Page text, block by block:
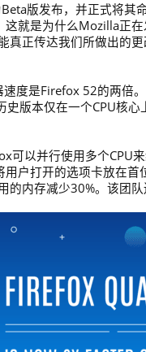
版发布，并正式将
就是为什么Mozilla正
真正传达我们所做出的
度是Firefox 52的两倍
版本仅在一个CPU核
可以并行使用多个
户打开的选项卡放在
的内存减少30%。该团